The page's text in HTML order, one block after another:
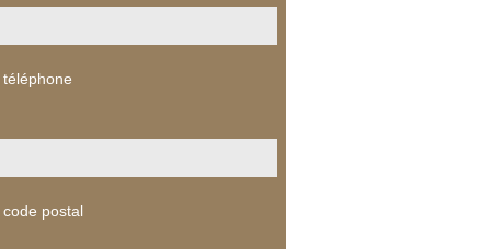
téléphone
code postal